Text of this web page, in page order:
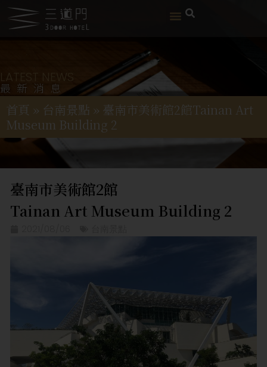
最新消息
首頁 » 台南景點 » 臺南市美術館2館Tainan Art
Museum Building 2
臺南市美術館2館
Tainan Art Museum Building 2